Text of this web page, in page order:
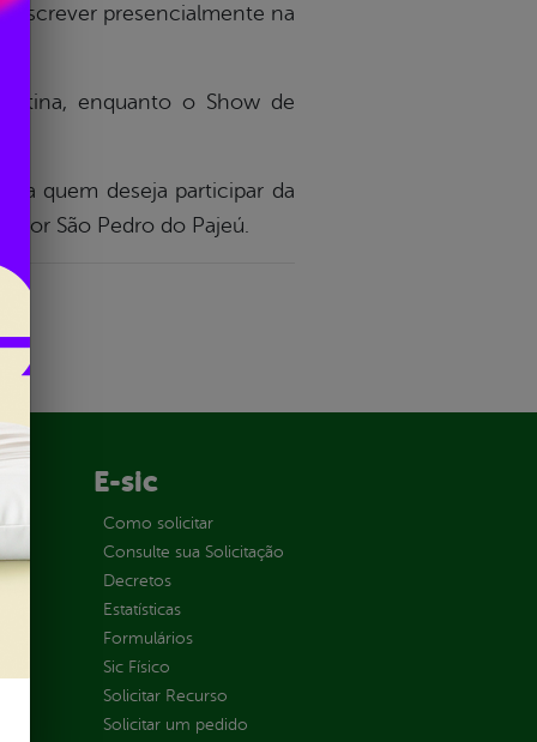
presencialmente na
enquanto o Show de
quem deseja participar da
São Pedro do Pajeú.
E-sic
Como solicitar
Consulte sua Solicitação
Decretos
Estatísticas
Formulários
Sic Físico
Solicitar Recurso
Solicitar um pedido